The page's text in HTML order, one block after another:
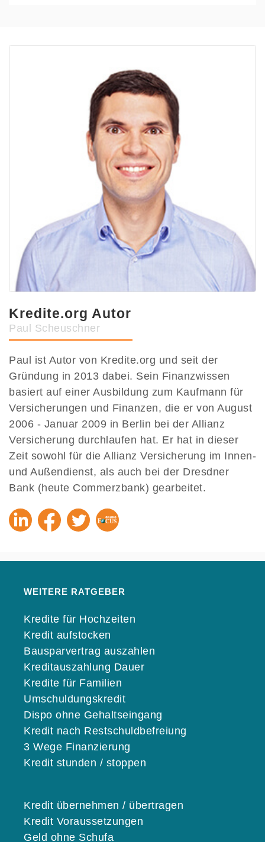
Kredite.org Autor
Paul Scheuschner
Paul ist Autor von Kredite.org und seit der
Gründung in 2013 dabei. Sein Finanzwissen
basiert auf einer Ausbildung zum Kaufmann für
Versicherungen und Finanzen, die er von August
2006 - Januar 2009 in Berlin bei der Allianz
Versicherung durchlaufen hat. Er hat in dieser
Zeit sowohl für die Allianz Versicherung im Innen-
und Außendienst, als auch bei der Dresdner
Bank (heute Commerzbank) gearbeitet.
WEITERE RATGEBER
Kredite für Hochzeiten
Kredit aufstocken
Bausparvertrag auszahlen
Kreditauszahlung Dauer
Kredite für Familien
Umschuldungskredit
Dispo ohne Gehaltseingang
Kredit nach Restschuldbefreiung
3 Wege Finanzierung
Kredit stunden / stoppen
Kredit übernehmen / übertragen
Kredit Voraussetzungen
Geld ohne Schufa